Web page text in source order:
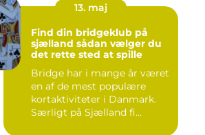
13. maj
Find din bridgeklub på
sjælland sådan vælger du
det rette sted at spille
Bridge har i mange år været
en af de mest populære
kortaktiviteter i Danmark.
Særligt på Sjælland fi...